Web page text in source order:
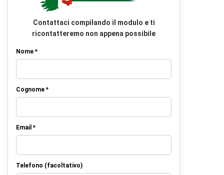
Contattaci compilando il modulo e ti
ricontatteremo non appena possibile
Nome *
Cognome *
Email *
Telefono (facoltativo)